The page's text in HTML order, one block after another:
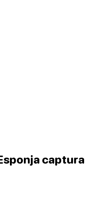
captura